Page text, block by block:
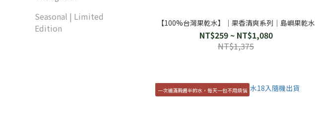
Seasonal | Limited
Edition
【100%台灣果乾水】│果香清爽系列│島嶼果乾水
NT$259 ~ NT$1,080
NT$1,375
一次補滿兩週半的水，每天一包不用煩惱